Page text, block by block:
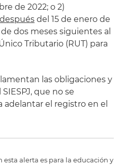
de 2022; o 2)
después del 15 de enero de
dos meses siguientes al
Tributario (RUT) para
las obligaciones y
que no se
el registro en el
alerta es para la educación y